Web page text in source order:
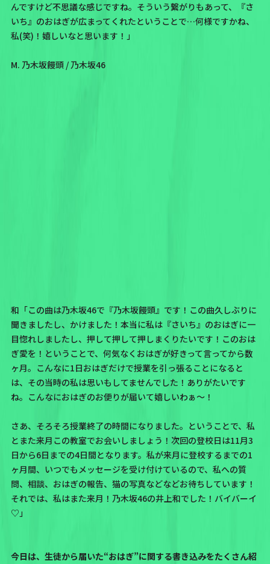
んですけど不思議な感じですね。そういう繋がりもあって、『さ
いち』のおはぎが広まってくれたということで…何様ですかね、
私(笑)！嬉しいなと思います！」
M. 乃木坂饅頭 / 乃木坂46
和「この曲は乃木坂46で『乃木坂饅頭』です！この曲久しぶりに
聞きましたし、かけました！本当に私は『さいち』のおはぎに一
目惚れしましたし、押して押して押しまくりたいです！このおは
ぎ愛を！ということで、何気なくおはぎが好きって言ってから数
ヶ月。こんなに1日おはぎだけで授業を引っ張ることになると
は、その当時の私は思いもしてませんでした！ありがたいです
ね。こんなにおはぎのお便りが届いて嬉しいわぁ～！
さあ、そろそろ授業終了の時間になりました。ということで、私
とまた来月この教室でお会いしましょう！次回の登校日は11月3
日から6日までの4日間となります。私が来月に登校するまでの1
ヶ月間、いつでもメッセージを受け付けているので、私への質
問、相談、おはぎの報告、猫の写真などなどお待ちしています！
それでは、私はまた来月！乃木坂46の井上和でした！バイバーイ
♡」
今日は、生徒から届いた“おはぎ”に関する書き込みをたくさん紹